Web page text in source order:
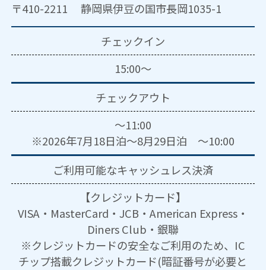
〒410-2211 静岡県伊豆の国市長岡1035-1
チェックイン
15:00～
チェックアウト
～11:00
※2026年7月18日泊～8月29日泊 ～10:00
ご利用可能なキャッシュレス決済
【クレジットカード】
VISA・MasterCard・JCB・American Express・
Diners Club・銀聯
※クレジットカードの安全なご利用のため、IC
チップ搭載クレジットカード(暗証番号が必要と